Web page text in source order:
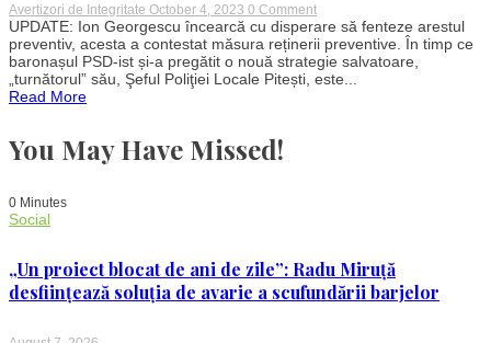
Avertizori de Integritate October 4, 2023 0 Commenton
În
timp
ce
primarul
șpăgar
Cum
vrea
baronașul
UPDATE: Ion Georgescu încearcă cu disperare să fenteze arestul
preventiv, acesta a contestat măsura reținerii preventive. În timp ce
baronașul PSD-ist și-a pregătit o nouă strategie salvatoare,
„turnătorul” său, Şeful Poliţiei Locale Pitești, este...
Read More
You May Have Missed!
0 Minutes
Social
„Un proiect blocat de ani de zile”: Radu Miruță
desființează soluția de avarie a scufundării barjelor